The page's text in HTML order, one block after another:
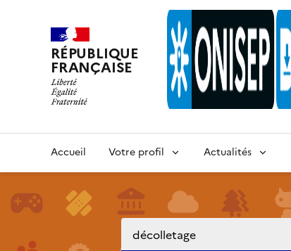
RÉPUBLIQUE
FRANÇAISE
Accueil Votre profil Actualités